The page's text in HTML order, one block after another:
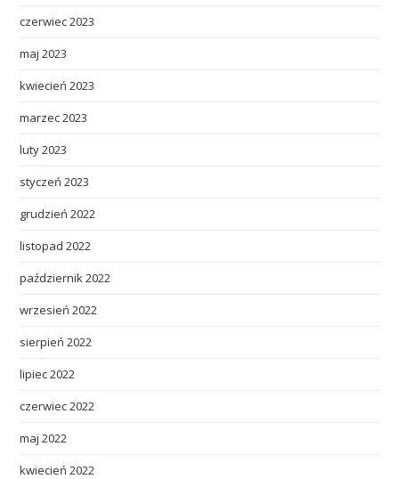
czerwiec 2023
maj 2023
kwiecień 2023
marzec 2023
luty 2023
styczeń 2023
grudzień 2022
listopad 2022
październik 2022
wrzesień 2022
sierpień 2022
lipiec 2022
czerwiec 2022
maj 2022
kwiecień 2022